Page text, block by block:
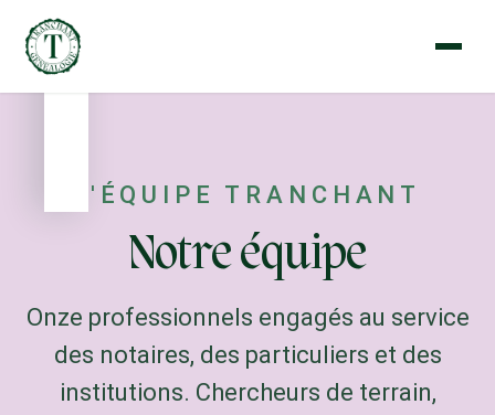
L'ÉQUIPE TRANCHANT
Notre équipe
Onze professionnels engagés au service
des notaires, des particuliers et des
institutions. Chercheurs de terrain,